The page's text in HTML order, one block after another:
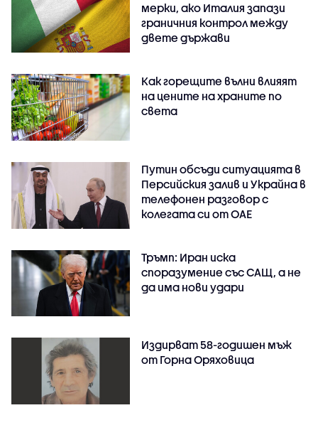
мерки, ако Италия запази
граничния контрол между
двете държави
Как горещите вълни влияят
на цените на храните по
света
Путин обсъди ситуацията в
Персийския залив и Украйна в
телефонен разговор с
колегата си от ОАЕ
Тръмп: Иран иска
споразумение със САЩ, а не
да има нови удари
Издирват 58-годишен мъж
от Горна Оряховица